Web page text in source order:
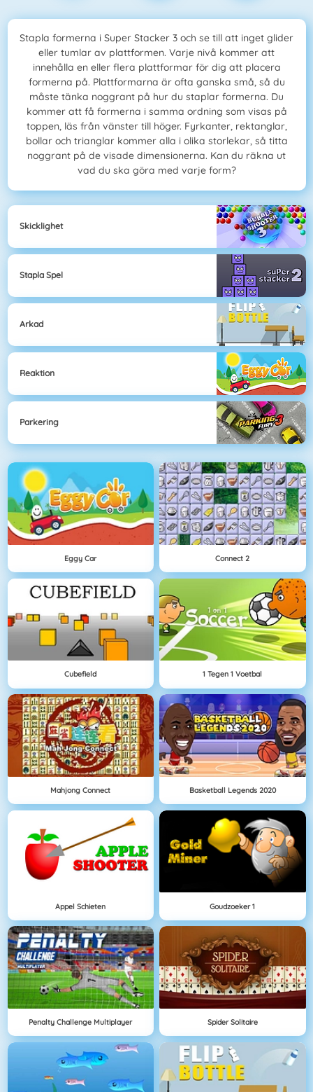
Stapla formerna i Super Stacker 3 och se till att inget glider
eller tumlar av plattformen. Varje nivå kommer att
innehålla en eller flera plattformar för dig att placera
formerna på. Plattformarna är ofta ganska små, så du
måste tänka noggrant på hur du staplar formerna. Du
kommer att få formerna i samma ordning som visas på
toppen, läs från vänster till höger. Fyrkanter, rektanglar,
bollar och trianglar kommer alla i olika storlekar, så titta
noggrant på de visade dimensionerna. Kan du räkna ut
vad du ska göra med varje form?
Skicklighet
Stapla Spel
Arkad
Reaktion
Parkering
Eggy Car Connect 2
Cubefield 1 Tegen 1 Voetbal
Mahjong Connect Basketball Legends 2020
Appel Schieten Goudzoeker 1
Penalty Challenge Multiplayer Spider Solitaire